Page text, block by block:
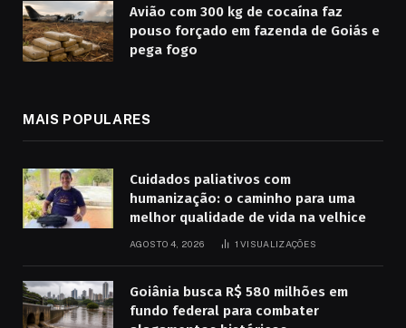
Avião com 300 kg de cocaína faz
pouso forçado em fazenda de Goiás e
pega fogo
MAIS POPULARES
Cuidados paliativos com
humanização: o caminho para uma
melhor qualidade de vida na velhice
AGOSTO 4, 2026 1VISUALIZAÇÕES
Goiânia busca R$ 580 milhões em
fundo federal para combater